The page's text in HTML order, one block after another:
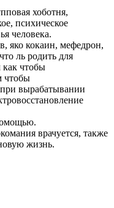
хоботня,
психическое
человека.
яко кокаин, мефедрон,
ль родить для
как чтобы
чтобы
вырабатывании
врачуется, также
жизнь.